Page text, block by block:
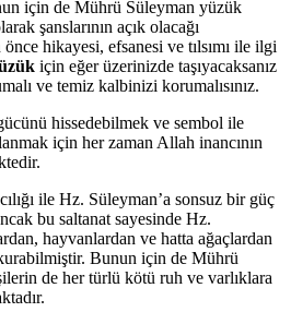
için de Mührü Süleyman yüzük
şanslarının açık olacağı
hikayesi, efsanesi ve tılsımı ile ilgi
için eğer üzerinizde taşıyacaksanız
ve temiz kalbinizi korumalısınız.
hissedebilmek ve sembol ile
için her zaman Allah inancının
ile Hz. Süleyman’a sonsuz bir güç
bu saltanat sayesinde Hz.
hayvanlardan ve hatta ağaçlardan
Bunun için de Mührü
de her türlü kötü ruh ve varlıklara